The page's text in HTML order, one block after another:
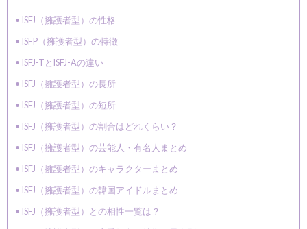
ISFJ（擁護者型）の性格
ISFP（擁護者型）の特徴
ISFJ-TとISFJ-Aの違い
ISFJ（擁護者型）の長所
ISFJ（擁護者型）の短所
ISFJ（擁護者型）の割合はどれくらい？
ISFJ（擁護者型）の芸能人・有名人まとめ
ISFJ（擁護者型）のキャラクターまとめ
ISFJ（擁護者型）の韓国アイドルまとめ
ISFJ（擁護者型）との相性一覧は？